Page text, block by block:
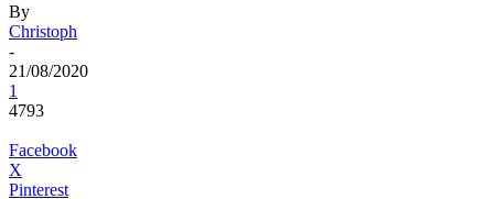
By
Christoph
-
21/08/2020
1
4793
Facebook
X
Pinterest